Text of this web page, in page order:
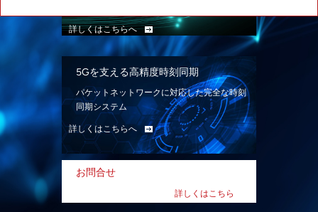
詳しくはこちらへ
5Gを支える高精度時刻同期
パケットネットワークに対応した完全な時刻
同期システム
詳しくはこちらへ
お問合せ
詳しくはこちら